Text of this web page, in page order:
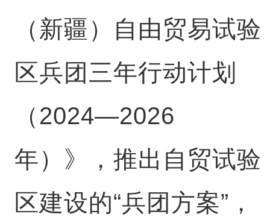
（新疆）自由贸易试验
区兵团三年行动计划
（2024—2026
年）》，推出自贸试验
区建设的“兵团方案”，